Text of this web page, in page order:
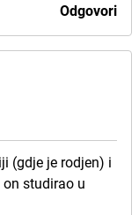
Odgovori
(gdje je rodjen) i
studirao u